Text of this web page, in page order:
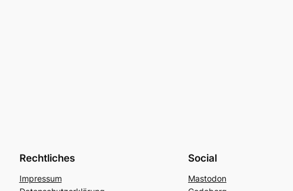
Rechtliches
Impressum
Social
Mastodon